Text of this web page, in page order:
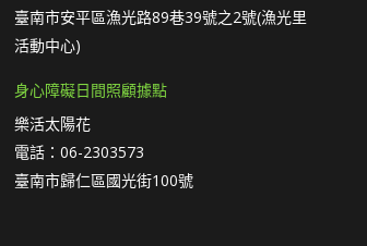
臺南市安平區漁光路89巷39號之2號(漁光里
活動中心)
身心障礙日間照顧據點
樂活太陽花
電話：06-2303573
臺南市歸仁區國光街100號